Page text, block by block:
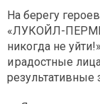
На берегу
«ЛУКОЙЛ-
никогда не
и радостные